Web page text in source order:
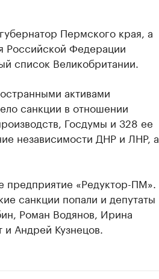
Пермского края, а
Российской Федерации
список Великобритании.
активами
санкции в отношении
Госдумы и 328 ее
независимости ДНР и ЛНР, а
«Редуктор-ПМ».
санкции попали и депутаты
Роман Водянов, Ирина
Андрей Кузнецов.